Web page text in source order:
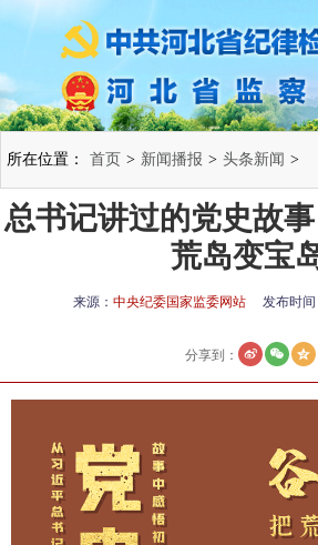
所在位置： 首页 > 新闻播报 > 头条新闻 >
总书记讲过的党史故
荒岛变宝
来源： 中央纪委国家监委网站 发布时间
分享到：